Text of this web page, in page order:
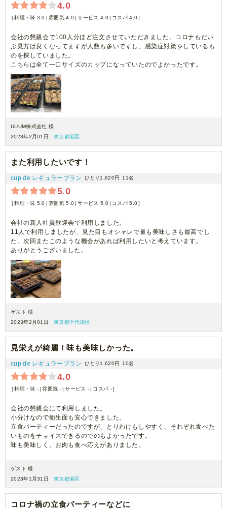
4.0
料理・味 3.0 雰囲気 4.0 サービス 4.0 コスパ 4.0
会社の懇親会で100人分ほど注文させていただきました。コロナもだい
ぶ見方は良くなってますが人数も多いですし、感染症対策をしているも
のを探していました。
こちらは全て一口サイズのカップになっていたのでよかったです。
UUUM株式会社 様
2023年2月01日
東京都港区
また利用したいです！
cup de レギュラープラン ひとり1,620円 11名
5.0
料理・味 5.0 雰囲気 5.0 サービス 5.0 コスパ 5.0
会社の新入社員歓迎会で利用しました。
11人で利用しましたが、見た目もオシャレで量も美味しさも最高でし
た。次回またこのような機会があれば利用したいと考えています。
ありがとうございました。
ゲスト 様
2023年2月01日
東京都千代田区
見栄えが綺麗！味も美味しかった。
cup de レギュラープラン ひとり1,620円 10名
4.0
料理・味 - 雰囲気 - サービス - コスパ -
会社の懇親会にて利用しました。
小分けなので衛生面も安心できました。
立食パーティーだったのですが、とりわけもしやすく、それぞれ食べた
いものをチョイスできるのでのもよかったです。
味も美味しく、お肉も食べ応えがありました。
ゲスト 様
2023年1月31日
東京都港区
コロナ禍の立食パーティーなどに